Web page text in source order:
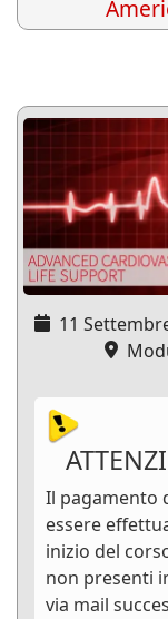
11
Il pagamento
essere
inizio del
non presenti
via mail